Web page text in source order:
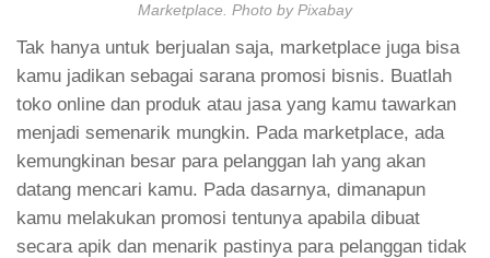
Marketplace. Photo by Pixabay
Tak hanya untuk berjualan saja, marketplace juga bisa
kamu jadikan sebagai sarana promosi bisnis. Buatlah
toko online dan produk atau jasa yang kamu tawarkan
menjadi semenarik mungkin. Pada marketplace, ada
kemungkinan besar para pelanggan lah yang akan
datang mencari kamu. Pada dasarnya, dimanapun
kamu melakukan promosi tentunya apabila dibuat
secara apik dan menarik pastinya para pelanggan tidak